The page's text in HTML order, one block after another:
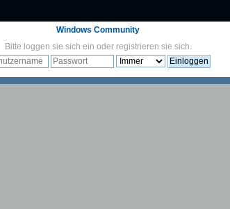
Windows Community
Bitte loggen sie sich ein oder registrieren sie sich.